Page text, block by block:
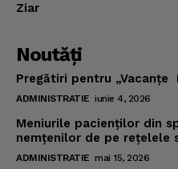
Ziar
Noutăţi
Pregătiri pentru „Vacanţe
ADMINISTRATIE iunie 4, 2026
Meniurile pacienţilor din
nemţenilor de pe reţelele
ADMINISTRATIE mai 15, 2026